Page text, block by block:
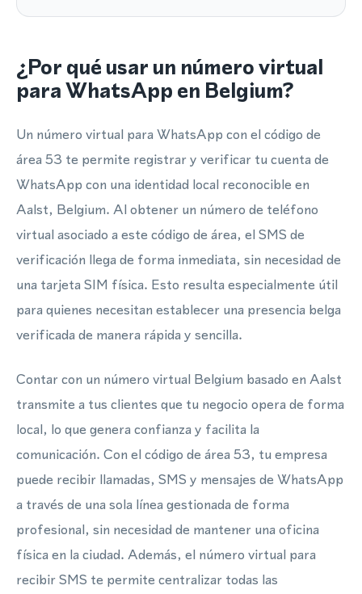
¿Por qué usar un número virtual
para WhatsApp en Belgium?
Un número virtual para WhatsApp con el código de
área 53 te permite registrar y verificar tu cuenta de
WhatsApp con una identidad local reconocible en
Aalst, Belgium. Al obtener un número de teléfono
virtual asociado a este código de área, el SMS de
verificación llega de forma inmediata, sin necesidad de
una tarjeta SIM física. Esto resulta especialmente útil
para quienes necesitan establecer una presencia belga
verificada de manera rápida y sencilla.
Contar con un número virtual Belgium basado en Aalst
transmite a tus clientes que tu negocio opera de forma
local, lo que genera confianza y facilita la
comunicación. Con el código de área 53, tu empresa
puede recibir llamadas, SMS y mensajes de WhatsApp
a través de una sola línea gestionada de forma
profesional, sin necesidad de mantener una oficina
física en la ciudad. Además, el número virtual para
recibir SMS te permite centralizar todas las